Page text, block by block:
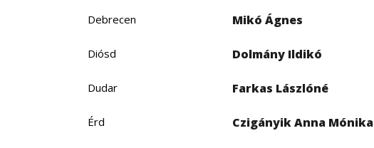
Debrecen Mikó Ágnes
Diósd Dolmány Ildikó
Dudar Farkas Lászlóné
Érd Czigányik Anna Mónika